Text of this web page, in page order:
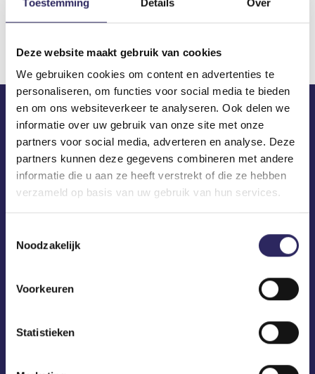
Deze website maakt gebruik van cookies
We gebruiken cookies om content en advertenties te
personaliseren, om functies voor social media te bieden
en om ons websiteverkeer te analyseren. Ook delen we
informatie over uw gebruik van onze site met onze
partners voor social media, adverteren en analyse. Deze
partners kunnen deze gegevens combineren met andere
informatie die u aan ze heeft verstrekt of die ze hebben
verzameld op basis van uw gebruik van hun services.
Noodzakelijk
Voorkeuren
Statistieken
Download
ECA in je mailbox?